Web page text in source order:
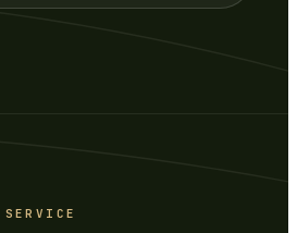
SERVICE